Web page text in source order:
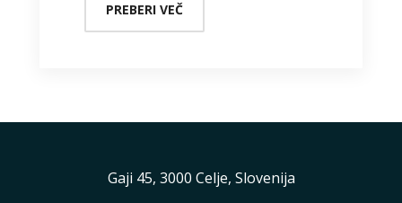
PREBERI VEČ
Gaji 45, 3000 Celje, Slovenija